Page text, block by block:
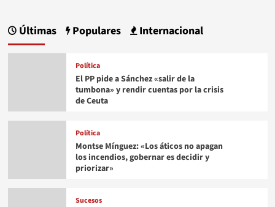
Últimas Populares Internacional
Política
El PP pide a Sánchez «salir de la
tumbona» y rendir cuentas por la crisis
de Ceuta
Política
Montse Mínguez: «Los áticos no apagan
los incendios, gobernar es decidir y
priorizar»
Sucesos